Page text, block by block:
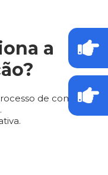
a
de compra do